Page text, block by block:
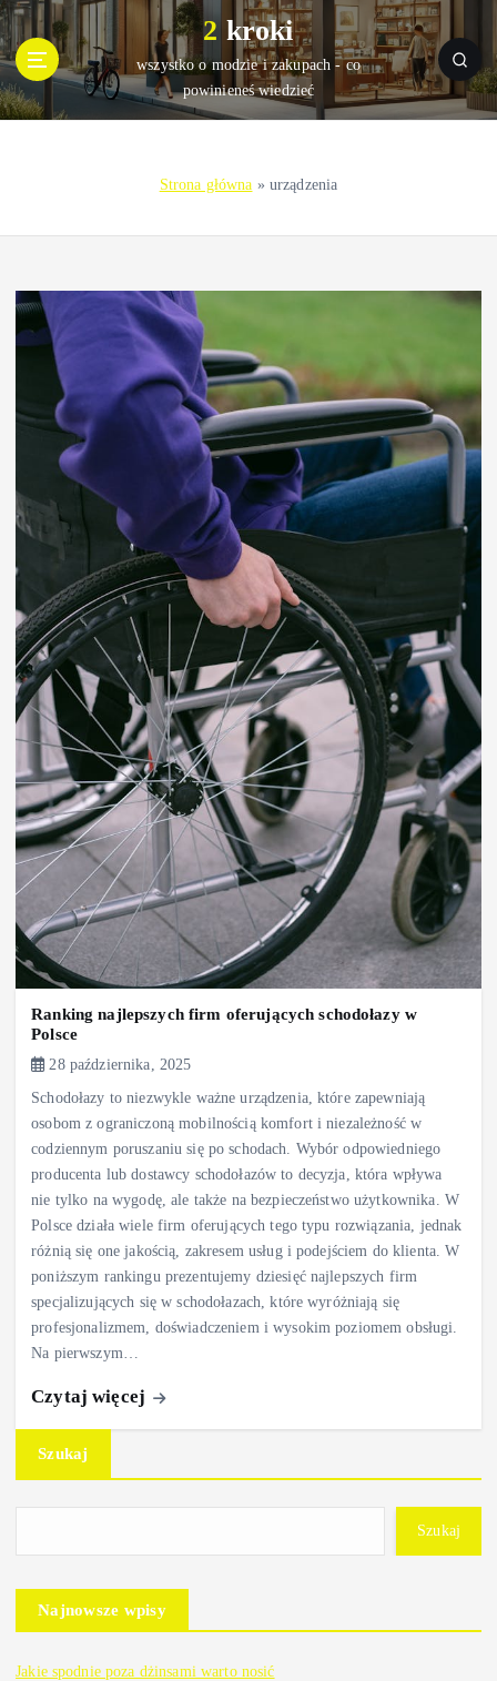
S
k
i
p
t
t
2 kroki
wszystko o modzie i zakupach - co
powinieneś wiedzieć
Strona główna » urządzenia
Ranking najlepszych firm oferujących schodołazy w
Polsce
28 października, 2025
Schodołazy to niezwykle ważne urządzenia, które zapewniają
osobom z ograniczoną mobilnością komfort i niezależność w
codziennym poruszaniu się po schodach. Wybór odpowiedniego
producenta lub dostawcy schodołazów to decyzja, która wpływa
nie tylko na wygodę, ale także na bezpieczeństwo użytkownika. W
Polsce działa wiele firm oferujących tego typu rozwiązania, jednak
różnią się one jakością, zakresem usług i podejściem do klienta. W
poniższym rankingu prezentujemy dziesięć najlepszych firm
specjalizujących się w schodołazach, które wyróżniają się
profesjonalizmem, doświadczeniem i wysokim poziomem obsługi.
Na pierwszym…
Czytaj więcej
Szukaj
Szukaj
Najnowsze wpisy
Jakie spodnie poza dżinsami warto nosić